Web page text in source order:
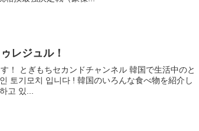
レジュル！
！ とぎもちセカンドチャンネル 韓国で生活中のと
토기모치 입니다 ! 韓国のいろんな食べ物を紹介し
고 있...